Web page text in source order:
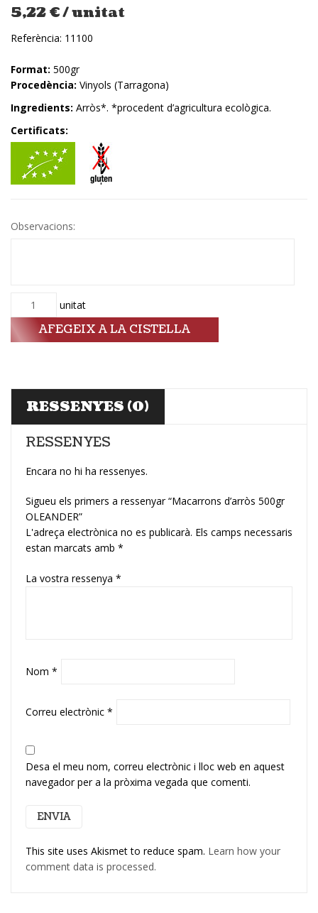
5,22€/ unitat
Referència: 11100
Format: 500gr
Procedència: Vinyols (Tarragona)
Ingredients: Arròs*. *procedent d’agricultura ecològica.
Certificats:
Observacions:
Quantitat unitat
AFEGEIX A LA CISTELLA
RESSENYES (0)
RESSENYES
Encara no hi ha ressenyes.
Sigueu els primers a ressenyar “Macarrons d’arròs 500gr
OLEANDER”
L'adreça electrònica no es publicarà. Els camps necessaris
estan marcats amb *
La vostra ressenya *
Nom *
Correu electrònic *
Desa el meu nom, correu electrònic i lloc web en aquest
navegador per a la pròxima vegada que comenti.
This site uses Akismet to reduce spam. Learn how your
comment data is processed.